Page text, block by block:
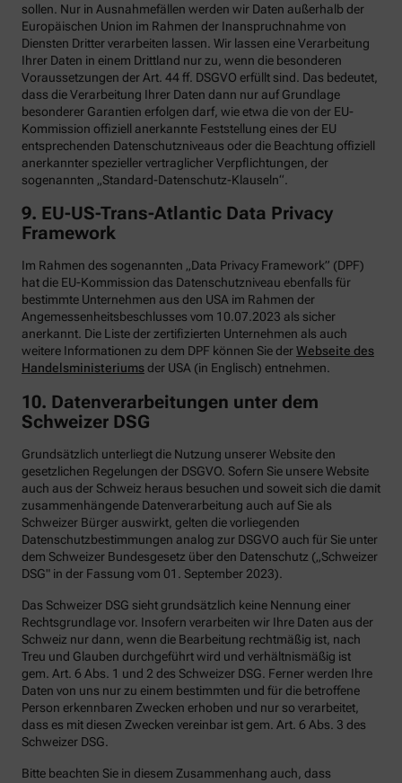
sollen. Nur in Ausnahmefällen werden wir Daten außerhalb der
Europäischen Union im Rahmen der Inanspruchnahme von
Diensten Dritter verarbeiten lassen. Wir lassen eine Verarbeitung
Ihrer Daten in einem Drittland nur zu, wenn die besonderen
Voraussetzungen der Art. 44 ff. DSGVO erfüllt sind. Das bedeutet,
dass die Verarbeitung Ihrer Daten dann nur auf Grundlage
besonderer Garantien erfolgen darf, wie etwa die von der EU-
Kommission offiziell anerkannte Feststellung eines der EU
entsprechenden Datenschutzniveaus oder die Beachtung offiziell
anerkannter spezieller vertraglicher Verpflichtungen, der
sogenannten „Standard-Datenschutz-Klauseln“.
9. EU-US-Trans-Atlantic Data Privacy
Framework
Im Rahmen des sogenannten „Data Privacy Framework” (DPF)
hat die EU-Kommission das Datenschutzniveau ebenfalls für
bestimmte Unternehmen aus den USA im Rahmen der
Angemessenheitsbeschlusses vom 10.07.2023 als sicher
anerkannt. Die Liste der zertifizierten Unternehmen als auch
weitere Informationen zu dem DPF können Sie derWebseite des
Handelsministeriumsder USA (in Englisch) entnehmen.
10. Datenverarbeitungen unter dem
Schweizer DSG
Grundsätzlich unterliegt die Nutzung unserer Website den
gesetzlichen Regelungen der DSGVO. Sofern Sie unsere Website
auch aus der Schweiz heraus besuchen und soweit sich die damit
zusammenhängende Datenverarbeitung auch auf Sie als
Schweizer Bürger auswirkt, gelten die vorliegenden
Datenschutzbestimmungen analog zur DSGVO auch für Sie unter
dem Schweizer Bundesgesetz über den Datenschutz („Schweizer
DSG" in der Fassung vom 01. September 2023).
Das Schweizer DSG sieht grundsätzlich keine Nennung einer
Rechtsgrundlage vor. Insofern verarbeiten wir Ihre Daten aus der
Schweiz nur dann, wenn die Bearbeitung rechtmäßig ist, nach
Treu und Glauben durchgeführt wird und verhältnismäßig ist
gem. Art. 6 Abs. 1 und 2 des Schweizer DSG. Ferner werden Ihre
Daten von uns nur zu einem bestimmten und für die betroffene
Person erkennbaren Zwecken erhoben und nur so verarbeitet,
dass es mit diesen Zwecken vereinbar ist gem. Art. 6 Abs. 3 des
Schweizer DSG.
Bitte beachten Sie in diesem Zusammenhang auch, dass